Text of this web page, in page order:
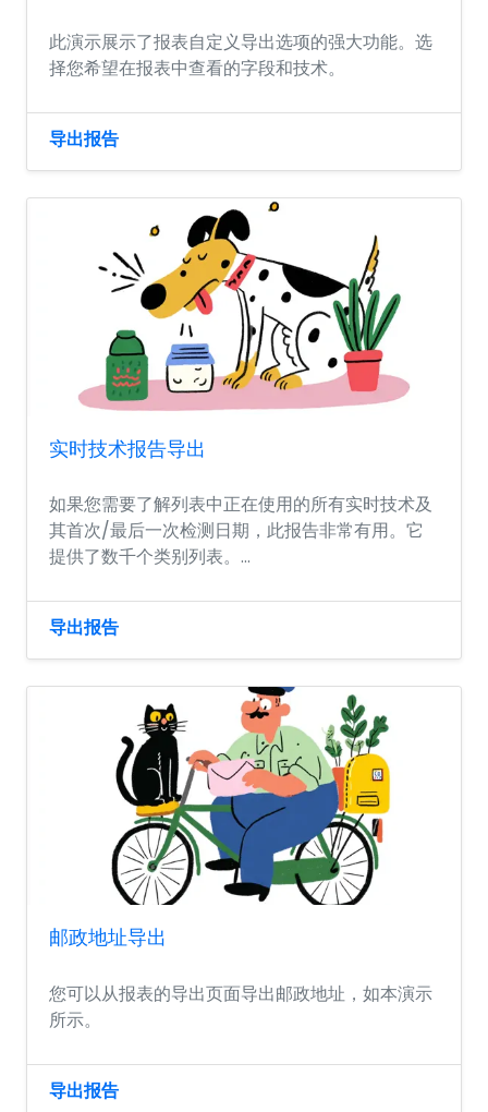
此演示展示了报表自定义导出选项的强大功能。选
择您希望在报表中查看的字段和技术。
导出报告
实时技术报告导出
如果您需要了解列表中正在使用的所有实时技术及
其首次/最后一次检测日期，此报告非常有用。它
提供了数千个类别列表。...
导出报告
邮政地址导出
您可以从报表的导出页面导出邮政地址，如本演示
所示。
导出报告